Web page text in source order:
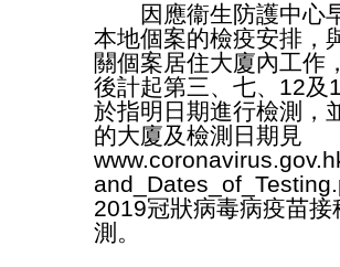
因應衞生防護中心早
本地個案的檢疫安排，
關個案居住大廈內工作
後計起第三、七、12及
於指明日期進行檢測，
的大廈及檢測日期見
2019冠狀病毒病疫苗
測。